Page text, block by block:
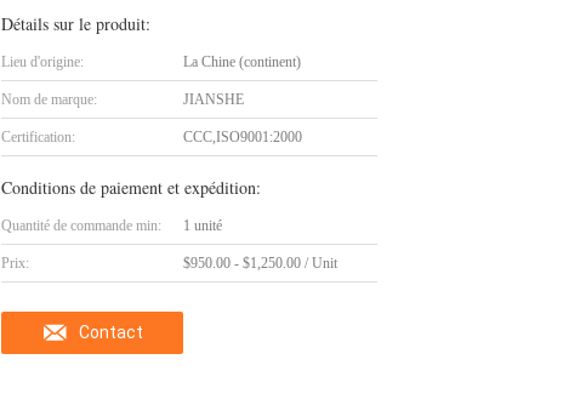
Détails sur le produit:
Lieu d'origine: La Chine (continent)
Nom de marque: JIANSHE
Certification: CCC,ISO9001:2000
Conditions de paiement et expédition:
Quantité de commande min: 1 unité
Prix: $950.00 - $1,250.00 / Unit
Contact